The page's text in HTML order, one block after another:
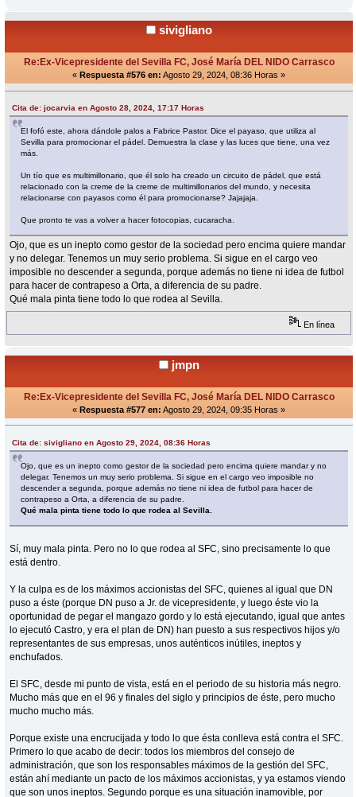
sivigliano
Re:Ex-Vicepresidente del Sevilla FC, José María DEL NIDO Carrasco
« Respuesta #576 en: Agosto 29, 2024, 08:36 Horas »
Cita de: jocarvia en Agosto 28, 2024, 17:17 Horas
El fofó este, ahora dándole palos a Fabrice Pastor. Dice el payaso, que utiliza al
Sevilla para promocionar el pádel. Demuestra la clase y las luces que tiene, una vez
más.
Un tío que es multimillonario, que él solo ha creado un circuito de pádel, que está
relacionado con la creme de la creme de multimillonarios del mundo, y necesita
relacionarse con payasos como él para promocionarse? Jajajaja.
Que pronto te vas a volver a hacer fotocopias, cucaracha.
Ojo, que es un inepto como gestor de la sociedad pero encima quiere mandar
y no delegar. Tenemos un muy serio problema. Si sigue en el cargo veo
imposible no descender a segunda, porque además no tiene ni idea de futbol
para hacer de contrapeso a Orta, a diferencia de su padre.
Qué mala pinta tiene todo lo que rodea al Sevilla.
En línea
jmpn
Re:Ex-Vicepresidente del Sevilla FC, José María DEL NIDO Carrasco
« Respuesta #577 en: Agosto 29, 2024, 09:35 Horas »
Cita de: sivigliano en Agosto 29, 2024, 08:36 Horas
Ojo, que es un inepto como gestor de la sociedad pero encima quiere mandar y no
delegar. Tenemos un muy serio problema. Si sigue en el cargo veo imposible no
descender a segunda, porque además no tiene ni idea de futbol para hacer de
contrapeso a Orta, a diferencia de su padre.
Qué mala pinta tiene todo lo que rodea al Sevilla.
Sí, muy mala pinta. Pero no lo que rodea al SFC, sino precisamente lo que
está dentro.
Y la culpa es de los máximos accionistas del SFC, quienes al igual que DN
puso a éste (porque DN puso a Jr. de vicepresidente, y luego éste vio la
oportunidad de pegar el mangazo gordo y lo está ejecutando, igual que antes
lo ejecutó Castro, y era el plan de DN) han puesto a sus respectivos hijos y/o
representantes de sus empresas, unos auténticos inútiles, ineptos y
enchufados.
El SFC, desde mi punto de vista, está en el periodo de su historia más negro.
Mucho más que en el 96 y finales del siglo y principios de éste, pero mucho
mucho mucho más.
Porque existe una encrucijada y todo lo que ésta conlleva está contra el SFC.
Primero lo que acabo de decir: todos los miembros del consejo de
administración, que son los responsables máximos de la gestión del SFC,
están ahí mediante un pacto de los máximos accionistas, y ya estamos viendo
que son unos ineptos. Segundo porque es una situación inamovible, por